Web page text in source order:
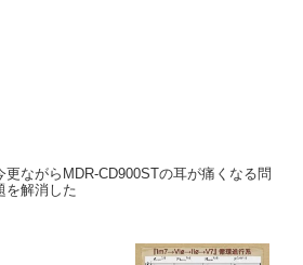
更ながらMDR-CD900STの耳が痛くなる問
を解消した